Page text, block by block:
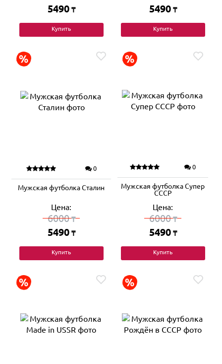
5490 ₸
Купить
5490 ₸
Купить
0
Мужская футболка Сталин
Цена:
6000₸
5490 ₸
Купить
0
Мужская футболка Супер
СССР
Цена:
6000₸
5490 ₸
Купить